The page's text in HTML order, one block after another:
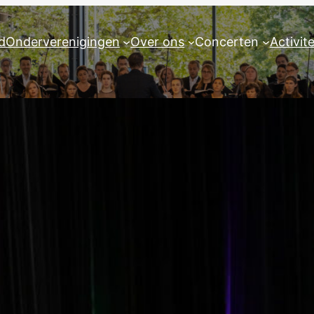
Onderverenigingen Over ons Concerten